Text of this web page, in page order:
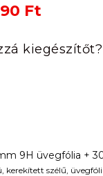
Ft.
Ft
is:
4490 Ft.
kiegészítőt?
9H üvegfólia +
kerekített szélű,